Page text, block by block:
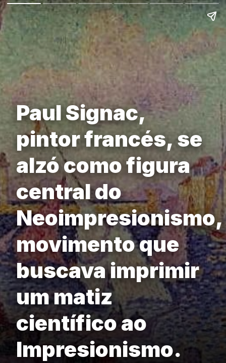
Paul Signac,
pintor francés, se
alzó como figura
central do
Neoimpresionismo,
movimento que
buscava imprimir
um matiz
científico ao
Impresionismo.